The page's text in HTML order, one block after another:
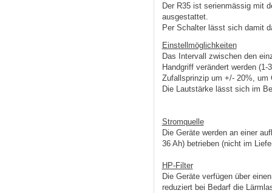
Der R35 ist serienmässig mit
ausgestattet.
Per Schalter lässt sich damit
Einstellmöglichkeiten
Das Intervall zwischen den
Handgriff verändert werden
Zufallsprinzip um +/- 20%, um
Die Lautstärke lässt sich im
Stromquelle
Die Geräte werden an einer
36 Ah) betrieben (nicht im
HP-Filter
Die Geräte verfügen über
reduziert bei Bedarf die